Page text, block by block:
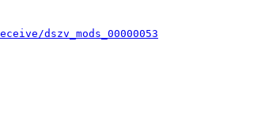
dszv_mods_00000053